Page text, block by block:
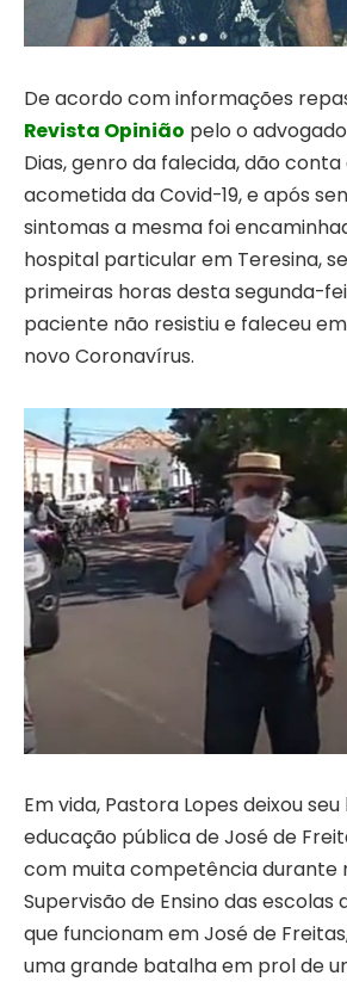
De acordo com informações
Revista Opinião pelo o
Dias, genro da falecida, dão
acometida da Covid-19, e após
sintomas a mesma foi
hospital particular em Teresina,
primeiras horas desta segunda-
paciente não resistiu e faleceu
novo Coronavírus.
Em vida, Pastora Lopes deixou
educação pública de José de
com muita competência durante
Supervisão de Ensino das escolas
que funcionam em José de
uma grande batalha em prol de